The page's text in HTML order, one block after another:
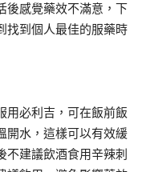
後感覺藥效不滿意，下
找到個人最佳的服藥時
用必利吉，可在飯前飯
開水，這樣可以有效緩
建議飲酒食用辛辣刺